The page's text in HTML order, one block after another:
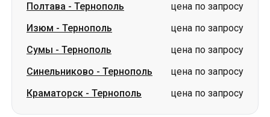
Полтава - Тернополь
цена по запросу
Изюм - Тернополь
цена по запросу
Сумы - Тернополь
цена по запросу
Синельниково - Тернополь
цена по запросу
Краматорск - Тернополь цена по запросу